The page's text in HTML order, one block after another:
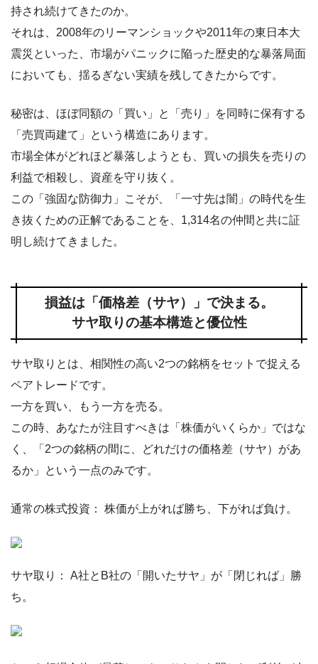
持され続けてきたのか。
それは、2008年のリーマンショックや2011年の東日本大
震災といった、市場がパニックに陥った歴史的な暴落局面
においても、揺るぎない実績を残してきたからです。
秘密は、ほぼ同額の「買い」と「売り」を同時に保有する
「売買両建て」という構造にあります。
市場全体がどれほど暴落しようとも、買いの損失を売りの
利益で相殺し、資産を守り抜く。
この「強固な防御力」こそが、「一寸先は闇」の時代を生
き抜くための正解であることを、1,314名の仲間と共に証
明し続けてきました。
損益は「価格差（サヤ）」で決まる。
サヤ取りの基本構造と優位性
サヤ取りとは、相関性の高い2つの銘柄をセットで捉える
ペアトレードです。
一方を買い、もう一方を売る。
この時、あなたが注目すべきは「株価がいくらか」ではな
く、「2つの銘柄の間に、どれだけの価格差（サヤ）があ
るか」という一点のみです。
通常の株式投資： 株価が上がれば勝ち、下がれば負け。
サヤ取り： A社とB社の「開いたサヤ」が「閉じれば」勝
ち。